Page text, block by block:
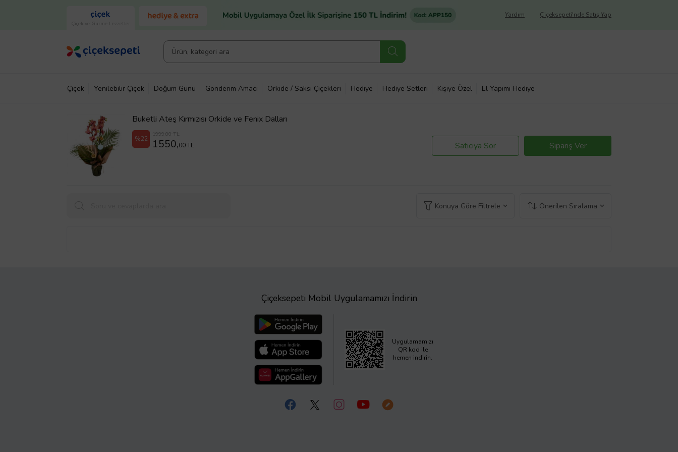
Çiçek ve Gurme Lezzetler
Çiçeksepeti'nde Satış Yap
Yardım
Çiçek Yenilebilir Çiçek Doğum Günü Gönderim Amacı Orkide / Saksı Çiçekleri Hediye Hediye Setleri Kişiye Özel El Yapımı Hediye
Buketli Ateş Kırmızısı Orkide ve Fenix Dalları
%22
1999,00 TL
1550,00 TL Satıcıya Sor Sipariş Ver
Konuya Göre Filtrele Önerilen Sıralama
Çiçeksepeti Mobil Uygulamamızı İndirin
Uygulamamızı
QR kod ile
hemen indirin.